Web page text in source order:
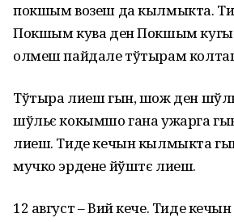
покшым возеш да кылмыкта.
Покшым кува ден Покшым
олмеш пайдале тўтырам
Тўтыра лиеш гын, шож ден
шўльє кокымшо гана ужарга
лиеш. Тиде кечын кылмыкта
мучко эрдене йўштє лиеш.
12 август – Вий кече. Тиде